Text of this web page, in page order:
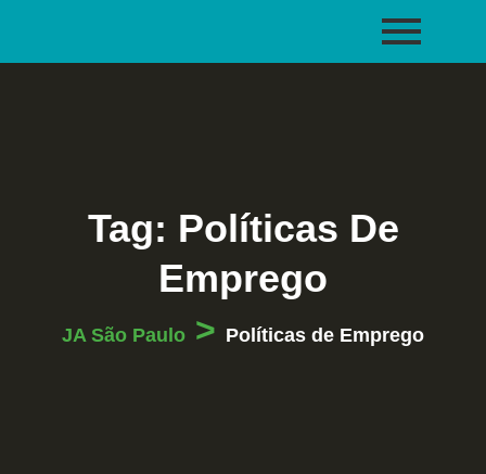
Tag: Políticas De
Emprego
JA São Paulo > Políticas de Emprego